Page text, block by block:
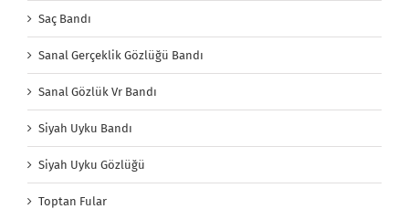
Saç Bandı
Sanal Gerçeklik Gözlüğü Bandı
Sanal Gözlük Vr Bandı
Siyah Uyku Bandı
Siyah Uyku Gözlüğü
Toptan Fular